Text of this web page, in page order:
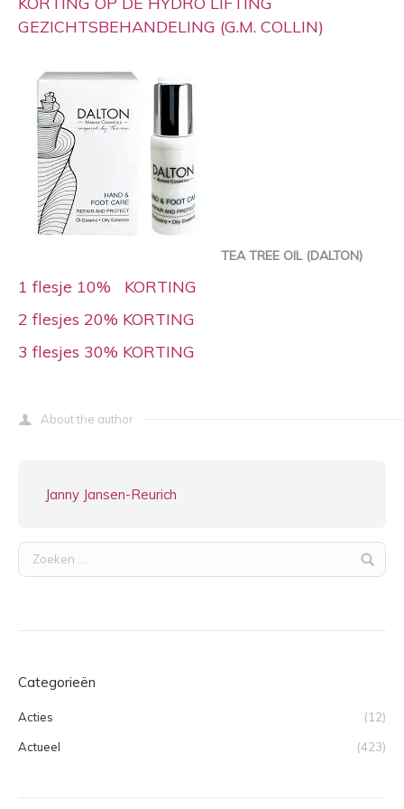
GEZICHTSBEHANDELING (G.M. COLLIN)
TEA TREE OIL (DALTON)
1 flesje 10% KORTING
2 flesjes 20% KORTING
3 flesjes 30% KORTING
About the author
Janny Jansen-Reurich
Categorieën
Acties (12)
Actueel (423)